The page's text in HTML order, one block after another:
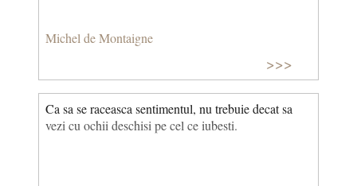
Michel de Montaigne
>>>
Ca sa se raceasca sentimentul, nu trebuie decat sa
vezi cu ochii deschisi pe cel ce iubesti.